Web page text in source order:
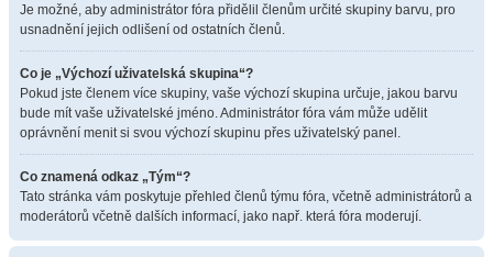
Je možné, aby administrátor fóra přidělil členům určité skupiny barvu, pro
usnadnění jejich odlišení od ostatních členů.
Co je „Výchozí uživatelská skupina“?
Pokud jste členem více skupiny, vaše výchozí skupina určuje, jakou barvu
bude mít vaše uživatelské jméno. Administrátor fóra vám může udělit
oprávnění menit si svou výchozí skupinu přes uživatelský panel.
Co znamená odkaz „Tým“?
Tato stránka vám poskytuje přehled členů týmu fóra, včetně administrátorů a
moderátorů včetně dalších informací, jako např. která fóra moderují.